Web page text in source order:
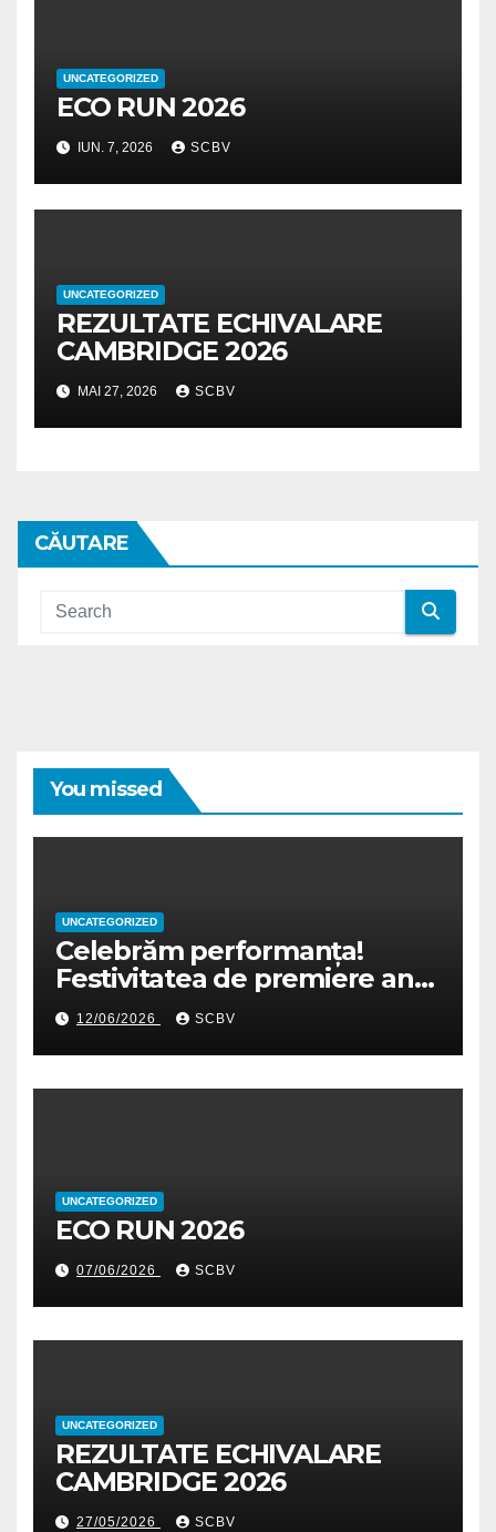
UNCATEGORIZED
ECO RUN 2026
IUN. 7, 2026 SCBV
UNCATEGORIZED
REZULTATE ECHIVALARE
CAMBRIDGE 2026
MAI 27, 2026 SCBV
CĂUTARE
You missed
UNCATEGORIZED
Celebrăm performanța!
Festivitatea de premiere an
școlar 2025-2026
12/06/2026 SCBV
UNCATEGORIZED
ECO RUN 2026
07/06/2026 SCBV
UNCATEGORIZED
REZULTATE ECHIVALARE
CAMBRIDGE 2026
27/05/2026 SCBV